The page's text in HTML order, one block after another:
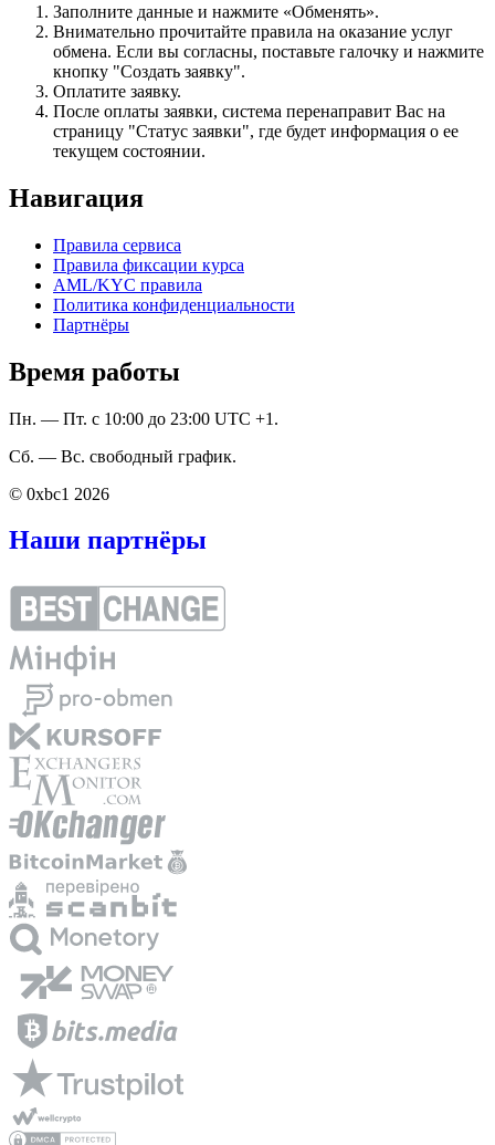
Заполните данные и нажмите «Обменять».
Внимательно прочитайте правила на оказание услуг
обмена. Если вы согласны, поставьте галочку и нажмите
кнопку "Создать заявку".
Оплатите заявку.
После оплаты заявки, система перенаправит Вас на
страницу "Статус заявки", где будет информация о ее
текущем состоянии.
Навигация
Правила сервиса
Правила фиксации курса
AML/KYC правила
Политика конфиденциальности
Партнёры
Время работы
Пн. — Пт. с 10:00 до 23:00 UTC +1.
Сб. — Вс. свободный график.
© 0xbc1 2026
Наши партнёры